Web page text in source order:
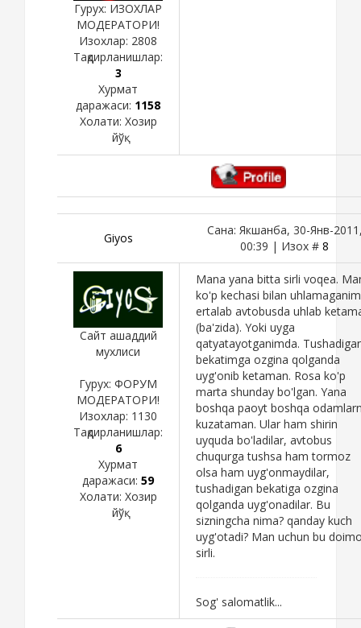
Гурух: ИЗОХЛАР
МОДЕРАТОРИ!
Изохлар: 2808
Тақдирланишлар:
3
Хурмат
даражаси: 1158
Холати: Хозир
йўқ
Giyos
Сана: Якшанба, 30-Янв-
00:39 | Изох # 8
Сайт ашаддий
мухлиси
Гурух: ФОРУМ
МОДЕРАТОРИ!
Изохлар: 1130
Тақдирланишлар:
6
Хурмат
даражаси: 59
Холати: Хозир
йўқ
Mana yana bitta sirli voqea.
ko'p kechasi bilan
ertalab avtobusda uhlab
(ba'zida). Yoki uyga
qatyatayotganimda.
bekatimga ozgina qolganda
uyg'onib ketaman. Rosa ko'p
marta shunday bo'lgan. Yana
boshqa paoyt boshqa
kuzataman. Ular ham shirin
uyquda bo'ladilar, avtobus
chuqurga tushsa ham tormoz
olsa ham uyg'onmaydilar,
tushadigan bekatiga ozgina
qolganda uyg'onadilar. Bu
sizningcha nima? qanday kuch
uyg'otadi? Man uchun bu
sirli.
Sog' salomatlik...